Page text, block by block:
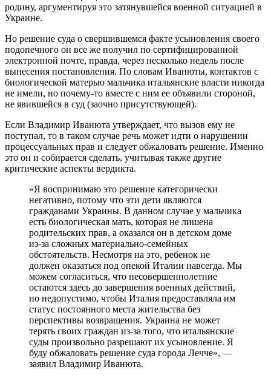
родину, аргументируя это затянувшейся военной ситуацией в
Украине.
Но решение суда о свершившемся факте усыновления своего
подопечного он все же получил по сертифицированной
электронной почте, правда, через несколько недель после
вынесения постановления. По словам Иванюты, контактов с
биологической матерью мальчика итальянские власти никогда
не имели, но почему-то вместе с ним ее объявили стороной,
не явившейся в суд (заочно присутствующей).
Если Владимир Иванюта утверждает, что вызов ему не
поступал, то в таком случае речь может идти о нарушении
процессуальных прав и следует обжаловать решение. Именно
это он и собирается сделать, учитывая также другие
критические аспекты вердикта.
«Я воспринимаю это решение категорически
негативно, потому что эти дети являются
гражданами Украины. В данном случае у мальчика
есть биологическая мать, которая не лишена
родительских прав, а оказался он в детском доме
из-за сложных материально-семейных
обстоятельств. Несмотря на это, ребенок не
должен оказаться под опекой Италии навсегда. Мы
можем согласиться, что несовершеннолетние
остаются здесь до завершения военных действий,
но недопустимо, чтобы Италия предоставляла им
статус постоянного места жительства без
перспективы возвращения. Украина не может
терять своих граждан из-за того, что итальянские
суды произвольно разрешают их усыновление. Я
буду обжаловать решение суда города Лечче», —
заявил Владимир Иванюта.